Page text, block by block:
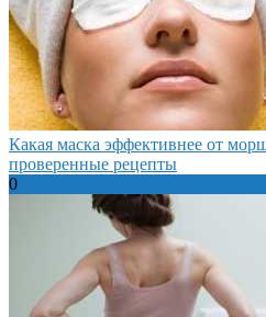
Какая маска эффективнее от
проверенные рецепты
0